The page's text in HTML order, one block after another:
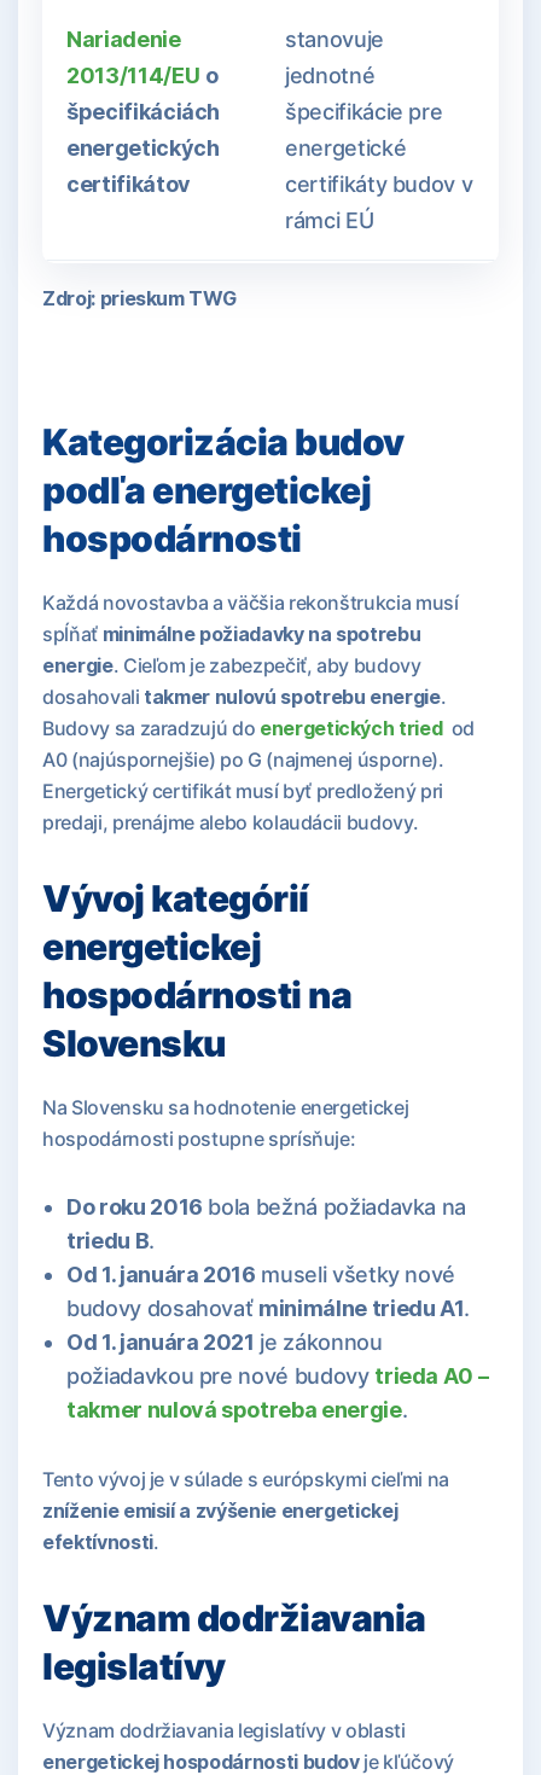
Nariadenie
2013/114/EU o
špecifikáciách
energetických
certifikátov
stanovuje
jednotné
špecifikácie pre
energetické
certifikáty budov v
rámci EÚ
Zdroj: prieskum TWG
Kategorizácia budov
podľa energetickej
hospodárnosti
Každá novostavba a väčšia rekonštrukcia musí
spĺňať minimálne požiadavky na spotrebu
energie. Cieľom je zabezpečiť, aby budovy
dosahovali takmer nulovú spotrebu energie.
Budovy sa zaradzujú do energetických triedod
A0 (najúspornejšie) po G (najmenej úsporne).
Energetický certifikát musí byť predložený pri
predaji, prenájme alebo kolaudácii budovy.
Vývoj kategórií
energetickej
hospodárnosti na
Slovensku
Na Slovensku sa hodnotenie energetickej
hospodárnosti postupne sprísňuje:
Do roku 2016 bola bežná požiadavka na
triedu B.
Od 1. januára 2016 museli všetky nové
budovy dosahovať minimálne triedu A1.
Od 1. januára 2021 je zákonnou
požiadavkou pre nové budovy trieda A0 –
takmer nulová spotreba energie.
Tento vývoj je v súlade s európskymi cieľmi na
zníženie emisií a zvýšenie energetickej
efektívnosti.
Význam dodržiavania
legislatívy
Význam dodržiavania legislatívy v oblasti
energetickej hospodárnosti budovje kľúčový